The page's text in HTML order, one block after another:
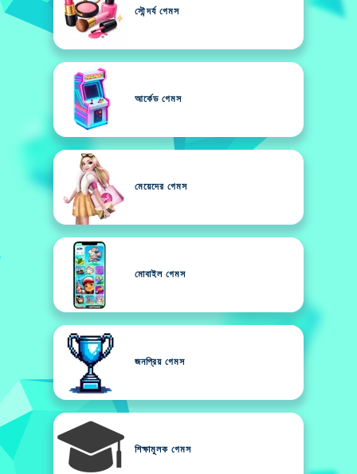
সৌন্দর্য গেমস
আর্কেড গেমস
মেয়েদের গেমস
মোবাইল গেমস
জনপ্রিয় গেমস
শিক্ষামূলক গেমস